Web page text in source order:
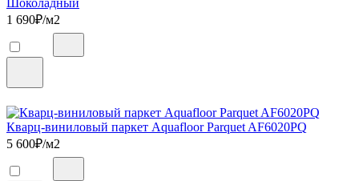
1 690₽/м2
Кварц-виниловый паркет Aquafloor Parquet AF6020PQ
5 600₽/м2